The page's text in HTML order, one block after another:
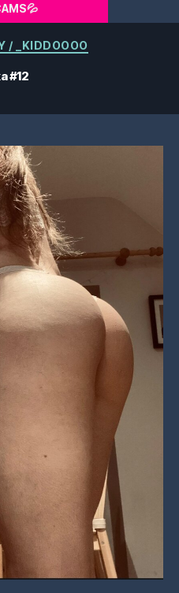
Kategórie
/ _KIDDOOOO
#12